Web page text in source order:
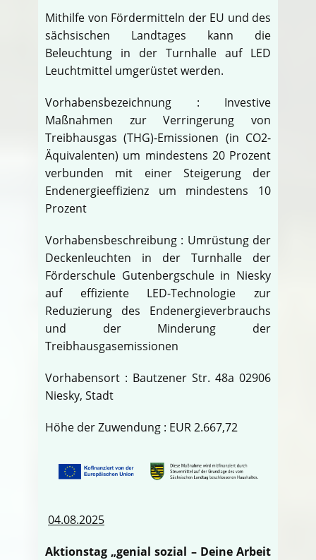
Mithilfe von Fördermitteln der EU und des
sächsischen Landtages kann die
Beleuchtung in der Turnhalle auf LED
Leuchtmittel umgerüstet werden.
Vorhabensbezeichnung : Investive
Maßnahmen zur Verringerung von
Treibhausgas (THG)-Emissionen (in CO2-
Äquivalenten) um mindestens 20 Prozent
verbunden mit einer Steigerung der
Endenergieeffizienz um mindestens 10
Prozent
Vorhabensbeschreibung : Umrüstung der
Deckenleuchten in der Turnhalle der
Förderschule Gutenbergschule in Niesky
auf effiziente LED-Technologie zur
Reduzierung des Endenergieverbrauchs
und der Minderung der
Treibhausgasemissionen
Vorhabensort : Bautzener Str. 48a 02906
Niesky, Stadt
Höhe der Zuwendung : EUR 2.667,72
04.08.2025
Aktionstag „genial sozial – Deine Arbeit